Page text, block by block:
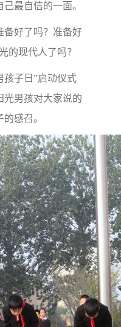
最自信的一面。
好了吗？准备好
的现代人了吗？
子日”启动仪式
光男孩对大家说的
感召。